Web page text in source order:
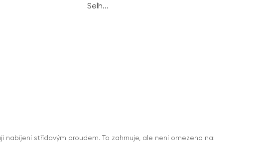
Selh...
nabíjení střídavým proudem. To zahrnuje, ale není omezeno na: